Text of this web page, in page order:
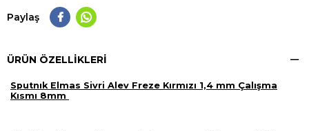
Paylaş
ÜRÜN ÖZELLIKLERI
Sputnık Elmas Sivri Alev Freze Kırmızı 1,4 mm Çalışma
Kısmı 8mm